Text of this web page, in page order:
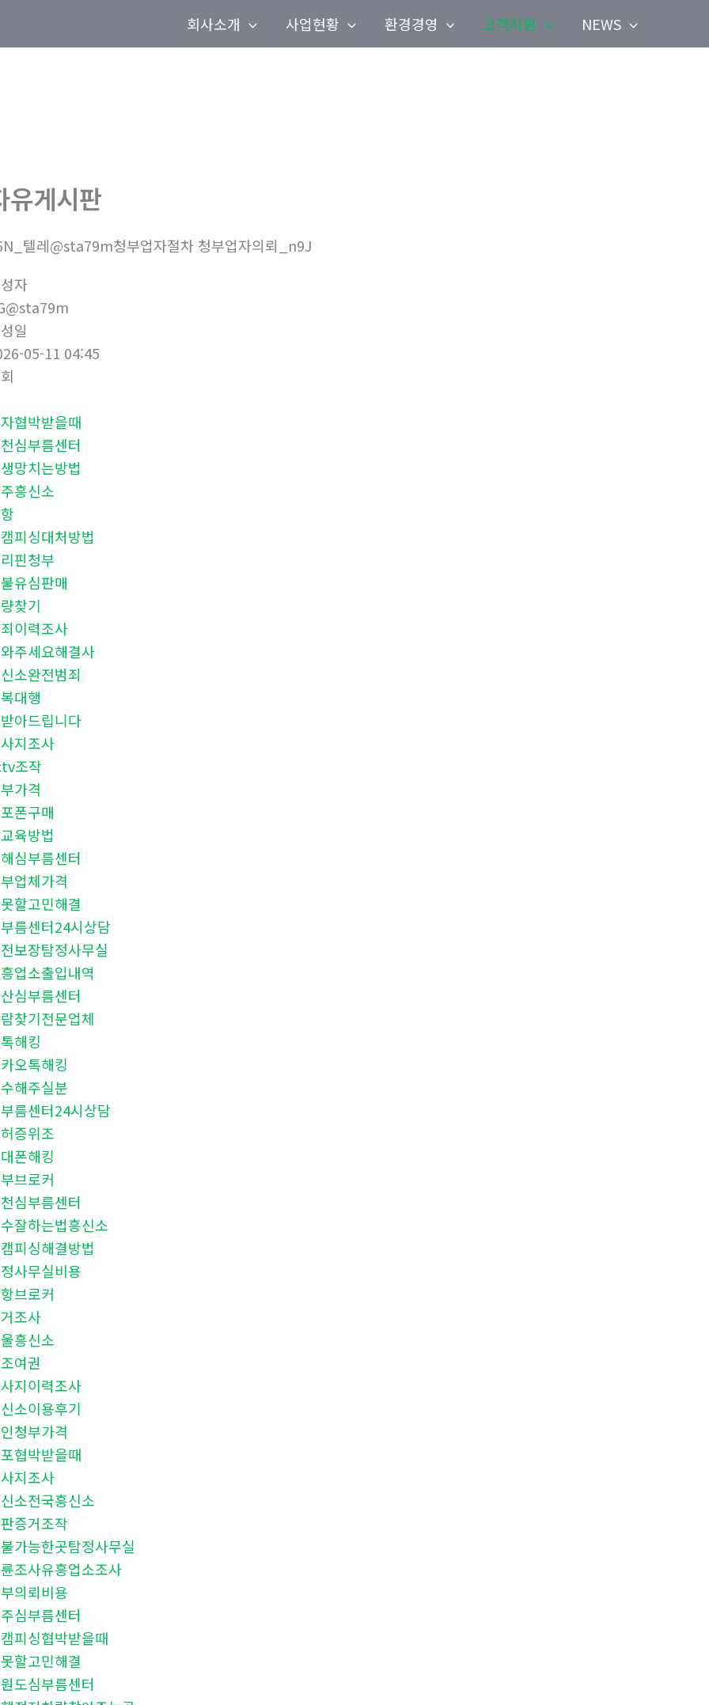
회사소개 사업현황 환경경영 고객지원 NEWS
유게시판
텔레@sta79m청부업자절차 청부업자의뢰_n9J
자
일
05-11 04:45
협박받을때
심부름센터
망치는방법
흥신소
피싱대처방법
핀청부
유심판매
찾기
이력조사
주세요해결사
소완전범죄
대행
아드립니다
지조사
조작
가격
폰구매
육방법
심부름센터
업체가격
할고민해결
름센터24시상담
보장탐정사무실
업소출입내역
심부름센터
찾기전문업체
해킹
오톡해킹
해주실분
름센터24시상담
증위조
폰해킹
브로커
심부름센터
잘하는법흥신소
피싱해결방법
사무실비용
브로커
조사
흥신소
여권
지이력조사
소이용후기
청부가격
협박받을때
지조사
소전국흥신소
증거조작
가능한곳탐정사무실
조사유흥업소조사
의뢰비용
심부름센터
피싱협박받을때
할고민해결
도심부름센터